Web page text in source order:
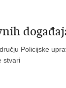
Policijske
stvari